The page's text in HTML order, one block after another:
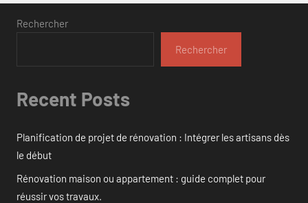
Rechercher
Rechercher
Recent Posts
Planification de projet de rénovation : Intégrer les artisans dès
le début
Rénovation maison ou appartement : guide complet pour
réussir vos travaux.